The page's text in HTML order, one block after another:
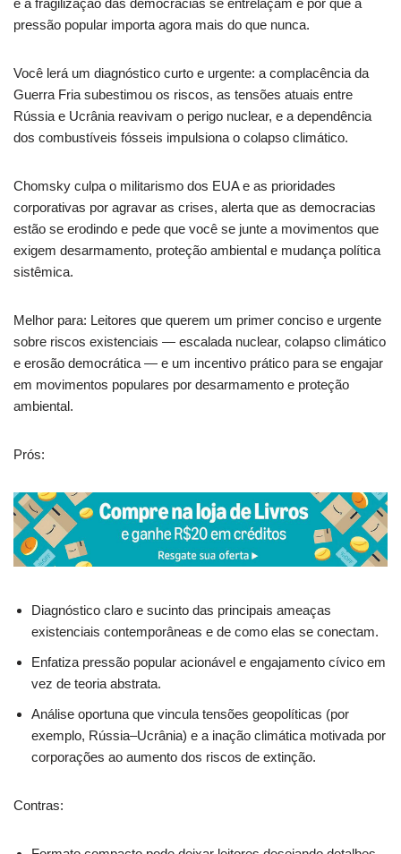
e a fragilização das democracias se entrelaçam e por que a
pressão popular importa agora mais do que nunca.
Você lerá um diagnóstico curto e urgente: a complacência da
Guerra Fria subestimou os riscos, as tensões atuais entre
Rússia e Ucrânia reavivam o perigo nuclear, e a dependência
dos combustíveis fósseis impulsiona o colapso climático.
Chomsky culpa o militarismo dos EUA e as prioridades
corporativas por agravar as crises, alerta que as democracias
estão se erodindo e pede que você se junte a movimentos que
exigem desarmamento, proteção ambiental e mudança política
sistêmica.
Melhor para: Leitores que querem um primer conciso e urgente
sobre riscos existenciais — escalada nuclear, colapso climático
e erosão democrática — e um incentivo prático para se engajar
em movimentos populares por desarmamento e proteção
ambiental.
Prós:
Diagnóstico claro e sucinto das principais ameaças
existenciais contemporâneas e de como elas se conectam.
Enfatiza pressão popular acionável e engajamento cívico em
vez de teoria abstrata.
Análise oportuna que vincula tensões geopolíticas (por
exemplo, Rússia–Ucrânia) e a inação climática motivada por
corporações ao aumento dos riscos de extinção.
Contras: